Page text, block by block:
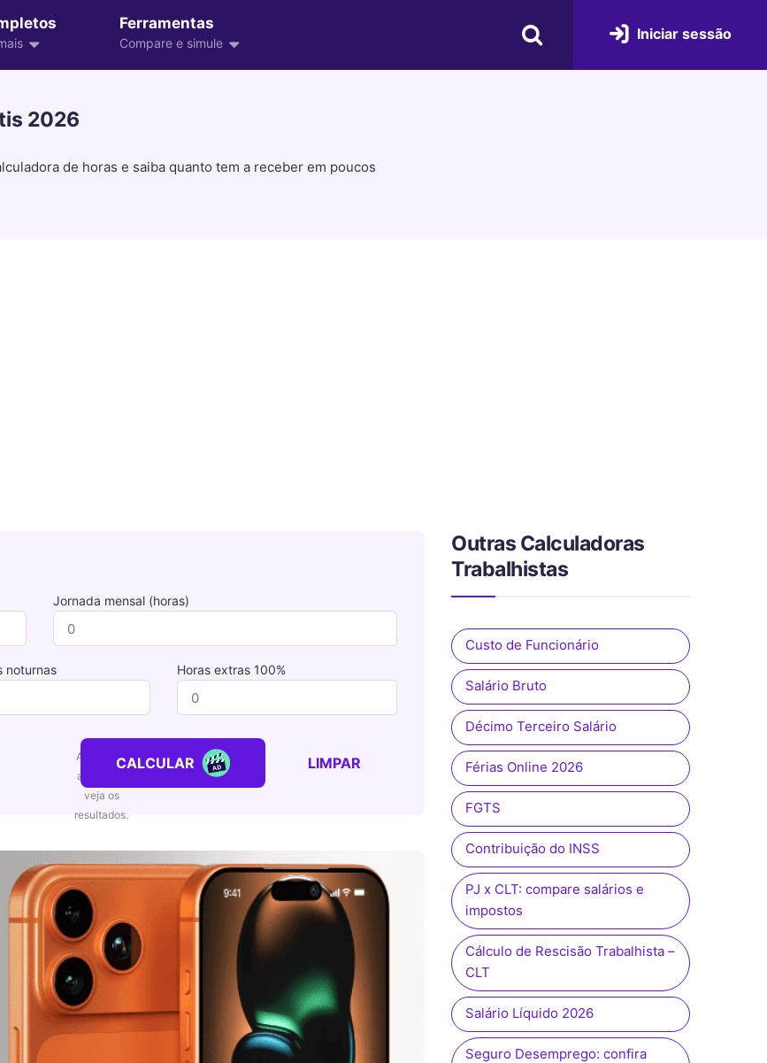
Ferramentas
Compare e simule
Iniciar sessão
2026
de horas e saiba quanto tem a receber em poucos
Jornada mensal (horas)
noturnas Horas extras 100%
CALCULAR LIMPAR
Outras Calculadoras
Trabalhistas
Custo de Funcionário
Salário Bruto
Décimo Terceiro Salário
Férias Online 2026
FGTS
Contribuição do INSS
PJ x CLT: compare salários e
impostos
Cálculo de Rescisão Trabalhista –
CLT
Salário Líquido 2026
Seguro Desemprego: confira